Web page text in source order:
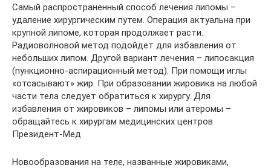
Самый распространенный способ лечения липомы –
удаление хирургическим путем. Операция актуальна при
крупной липоме, которая продолжает расти.
Радиоволновой метод подойдет для избавления от
небольших липом. Другой вариант лечения – липосакция
(пункционно-аспирационный метод). При помощи иглы
«отсасывают» жир. При образовании жировика на любой
части тела следует обратиться к хирургу. Для
избавления от жировиков – липомы или атеромы –
обращайтесь к хирургам медицинских центров
Президент-Мед
Новообразования на теле, названные жировиками,